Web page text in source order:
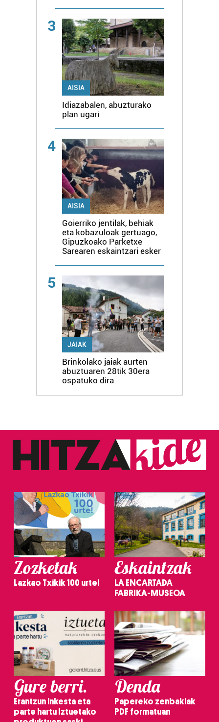
3
AISIA
Idiazabalen, abuzturako
plan ugari
4
AISIA
Goierriko jentilak, behiak
eta kobazuloak gertuago,
Gipuzkoako Parketxe
Sarearen eskaintzari esker
5
JAIAK
Brinkolako jaiak aurten
abuztuaren 28tik 30era
ospatuko dira
Zozketak
Lazkao Txikik 100 urte!
Eskaintzak
LA ENCARTADA
FABRIKA-MUSEOA
Gure berri.
Erantzun inkesta eta
parte hartu Iztuetako
Denda
Papereko zenbakiak
PDF formatuan